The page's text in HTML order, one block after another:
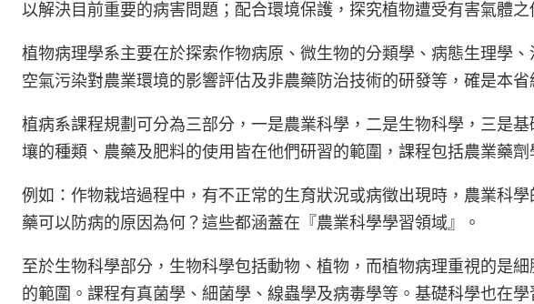
以解決目前重要的病害問題；配合環境保護，探究植物遭受有害氣體
植物病理學系主要在於探索作物病原、微生物的分類學、病態生理學
空氣污染對農業環境的影響評估及非農藥防治技術的研發等，確是本
植病系課程規劃可分為三部分，一是農業科學，二是生物科學，三是
壤的種類、農藥及肥料的使用皆在他們研習的範圍，課程包括農業藥劑
例 如：作物栽培過程中，有不正常的生育狀況或病徵出現時，農業科
藥可以防病的原因為何？這些都涵蓋在『農業科學學習領域』。
至於生物科學部分，生物科學包括動物、植物，而植物病理重視的是
的範圍。課程有真菌學、細菌學、線蟲學及病毒學等。基礎科學也在